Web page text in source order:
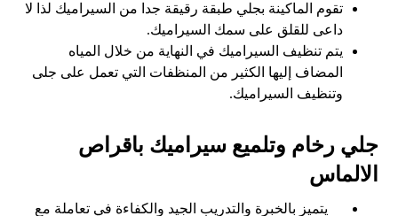
تقوم الماكينة بجلي طبقة رقيقة جدا من السيراميك لذا لا
داعى للقلق على سمك السيراميك.
يتم تنظيف السيراميك في النهاية من خلال المياه
المضاف إليها الكثير من المنظفات التي تعمل على جلى
وتنظيف السيراميك.
جلي رخام وتلميع سيراميك باقراص
الالماس
يتميز بالخبرة والتدريب الجيد والكفاءة في تعاملة مع